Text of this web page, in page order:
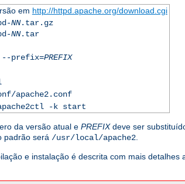
em http://httpd.apache.org/download.cgi
NN.tar.gz
NN.tar
prefix=PREFIX
apache2.conf
-k start
da versão atual e PREFIXdeve ser
padrão será /usr/local/apache2
e instalação é descrita com mais